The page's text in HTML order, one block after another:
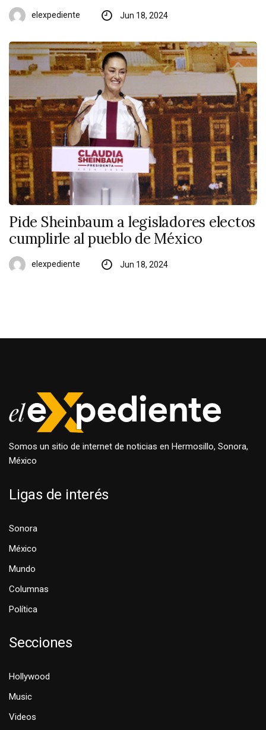
elexpediente Jun 18, 2024
Pide Sheinbaum a legisladores electos
cumplirle al pueblo de México
elexpediente Jun 18, 2024
Somos un sitio de internet de noticias en Hermosillo, Sonora,
México
Ligas de interés
Sonora
México
Mundo
Columnas
Política
Secciones
Hollywood
Music
Videos